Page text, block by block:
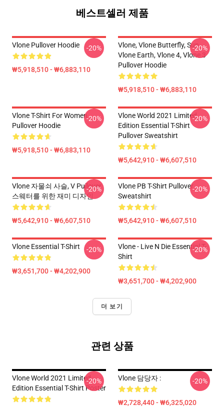
베스트셀러 제품
Vlone Pullover Hoodie
₩5,918,510 - ₩6,883,110
-20%
Vlone, Vlone Butterfly, Sun,
Vlone Earth, Vlone 4, Vlone 3
Pullover Hoodie
₩5,918,510 - ₩6,883,110
-20%
Vlone T-Shirt For Women
Pullover Hoodie
₩5,918,510 - ₩6,883,110
-20%
Vlone World 2021 Limited
Edition Essential T-Shirt
Pullover Sweatshirt
₩5,642,910 - ₩6,607,510
-20%
Vlone 자물쇠 사슬, V Pullover
스웨터를 위한 재미 디자인
₩5,642,910 - ₩6,607,510
-20%
Vlone PB T-Shirt Pullover
Sweatshirt
₩5,642,910 - ₩6,607,510
-20%
Vlone Essential T-Shirt
₩3,651,700 - ₩4,202,900
-20%
Vlone - Live N Die Essential T-
Shirt
₩3,651,700 - ₩4,202,900
-20%
더 보기
관련 상품
Vlone World 2021 Limited
Edition Essential T-Shirt Poster
-20% Vlone 담당자 :
₩2,728,440 - ₩6,325,020
-20%